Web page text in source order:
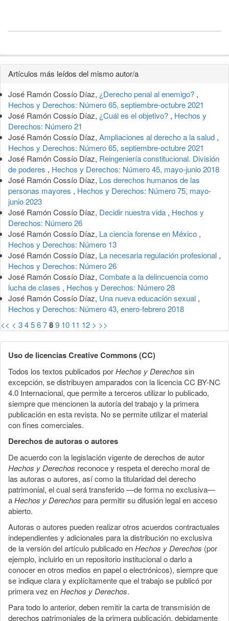
Detalles
del
artículo
Artículos más leídos del mismo autor/a
José Ramón Cossío Díaz, ¿Derecho penal al enemigo? ,
Hechos y Derechos: Número 65, septiembre-octubre 2021
José Ramón Cossío Díaz, ¿Cuál es el objetivo? , Hechos y
Derechos: Número 21
José Ramón Cossío Díaz, Ampliaciones al derecho a la salud ,
Hechos y Derechos: Número 65, septiembre-octubre 2021
José Ramón Cossío Díaz, Reingeniería constitucional. División
de poderes , Hechos y Derechos: Número 45, mayo-junio 2018
José Ramón Cossío Díaz, Los derechos humanos de las
personas mayores , Hechos y Derechos: Número 75, mayo-
junio 2023
José Ramón Cossío Díaz, Decidir nuestra vida , Hechos y
Derechos: Número 26
José Ramón Cossío Díaz, La ciencia forense en México ,
Hechos y Derechos: Número 13
José Ramón Cossío Díaz, La necesaria regulación profesional ,
Hechos y Derechos: Número 26
José Ramón Cossío Díaz, Combate a la delincuencia como
lucha de clases , Hechos y Derechos: Número 28
José Ramón Cossío Díaz, Una nueva educación sexual ,
Hechos y Derechos: Número 43, enero-febrero 2018
<< < 3456789 10 11 12 > >>
Uso de licencias Creative Commons (CC)
Todos los textos publicados porHechos y Derechos sin
excepción, se distribuyen amparados con la licencia CC BY-NC
4.0 Internacional, que permite a terceros utilizar lo publicado,
siempre que mencionen la autoría del trabajo y la primera
publicación en esta revista. No se permite utilizar el material
con fines comerciales.
Derechos de autoras o autores
De acuerdo con la legislación vigente de derechos de autor
Hechos y Derechos reconoce y respeta el derecho moral de
las autoras o autores, así como la titularidad del derecho
patrimonial, el cual será transferido —de forma no exclusiva—
aHechos y Derechos para permitir su difusión legal en acceso
abierto.
Autoras o autores pueden realizar otros acuerdos contractuales
independientes y adicionales para la distribución no exclusiva
de la versión del artículo publicado enHechos y Derechos (por
ejemplo, incluirlo en un repositorio institucional o darlo a
conocer en otros medios en papel o electrónicos), siempre que
se indique clara y explícitamente que el trabajo se publicó por
primera vez enHechos y Derechos.
Para todo lo anterior, deben remitir la carta de transmisión de
derechos patrimoniales de la primera publicación, debidamente